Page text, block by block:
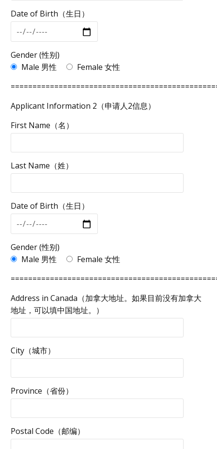
Date of Birth（生日）
Gender (性别)
Male 男性
Female 女性
Applicant Information 2（申请人2信息）
First Name（名）
Last Name（姓）
Date of Birth（生日）
Gender (性别)
Male 男性
Female 女性
Address in Canada（加拿大地址。如果目前没有加拿大
地址，可以填中国地址。）
City（城市）
Province（省份）
Postal Code（邮编）